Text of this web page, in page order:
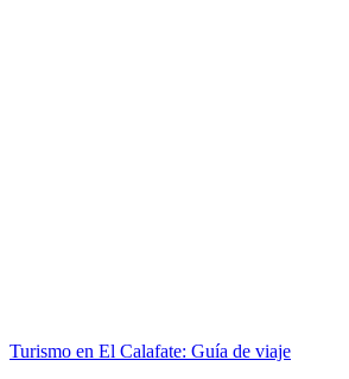
Turismo en El Calafate: Guía de viaje